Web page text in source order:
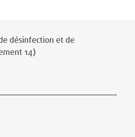
désinfection et de
14)